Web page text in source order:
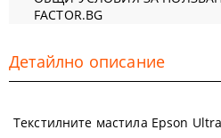
FACTOR.BG
Детайлно описание
Tекстилните мастила Epson